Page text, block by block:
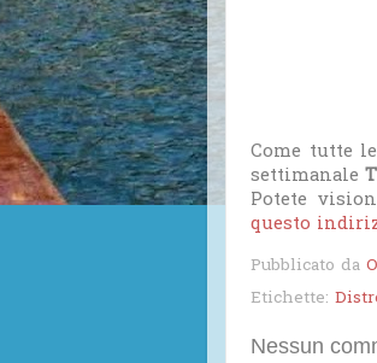
Come tutte
settimanale
Potete
questo
Pubblicato da
Etichette:
Nessun